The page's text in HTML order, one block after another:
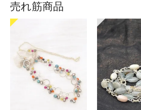
売れ筋商品